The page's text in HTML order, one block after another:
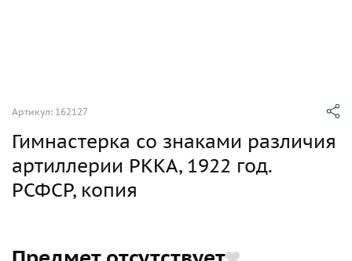
Артикул: 162127
Гимнастерка со знаками различия
артиллерии РККА, 1922 год.
РСФСР, копия